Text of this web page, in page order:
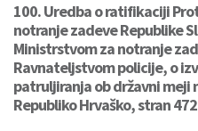
100. Uredba o ratifikaciji
notranje zadeve Republike
Ministrstvom za notranje
Ravnateljstvom policije, o
patruljiranja ob državni meji
Republiko Hrvaško, stran